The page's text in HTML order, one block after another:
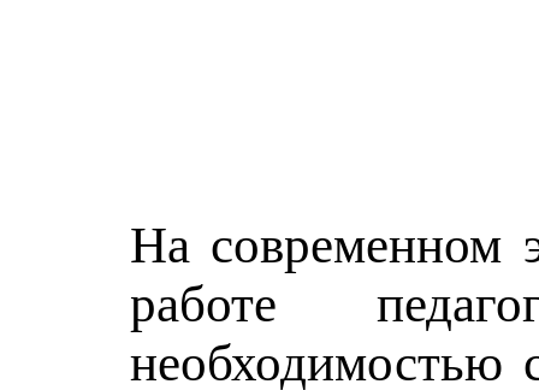
На современном
работе
необходимостью